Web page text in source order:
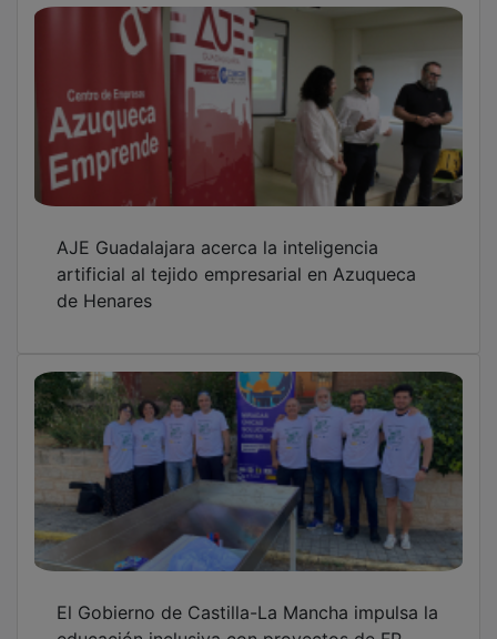
El Gobierno de Castilla-La Mancha impulsa la
educación inclusiva con proyectos de FP
adaptados
Ya está el programa al completo de la
Floración de la Lavanda 2026 en Brihuega